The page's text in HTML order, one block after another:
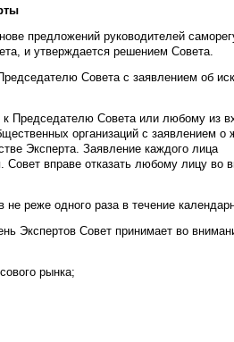
предложений руководителей
и утверждается решением Совета.
Совета с заявлением об
к Председателю Совета или любому из
организаций с заявлением о
Эксперта. Заявление каждого лица
Совет вправе отказать любому лицу во
реже одного раза в течение
Экспертов Совет принимает во
рынка;